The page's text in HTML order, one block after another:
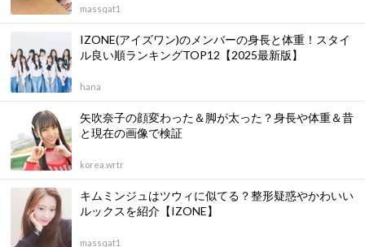
massqat1
IZONE(アイズワン)のメンバーの身長と体重！スタイ
ル良い順ランキングTOP12【2025最新版】
hana
矢吹奈子の顔変わった＆脚が太った？身長や体重＆昔
と現在の画像で検証
korea.wrtr
キムミンジュはツウィに似てる？整形疑惑やかわいい
ルックスを紹介【IZONE】
massqat1